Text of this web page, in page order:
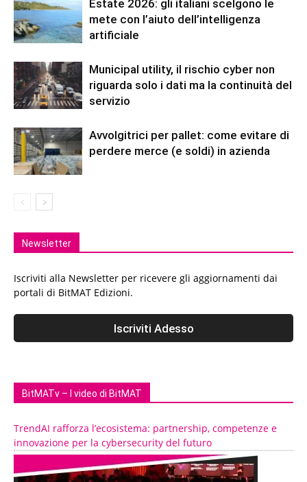
Estate 2026: gli italiani scelgono le
mete con l’aiuto dell’intelligenza
artificiale
Municipal utility, il rischio cyber non
riguarda solo i dati ma la continuità del
servizio
Avvolgitrici per pallet: come evitare di
perdere merce (e soldi) in azienda
Newsletter
Iscriviti alla Newsletter per ricevere gli aggiornamenti dai
portali di BitMAT Edizioni.
BitMATv – I video di BitMAT
TrendAI rafforza l’ecosistema: partnership, competenze e
innovazione per la cybersecurity del futuro